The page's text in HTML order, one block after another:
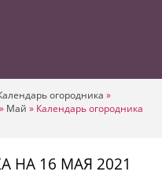
огородника »
» Май » Календарь огородника
НА 16 МАЯ 2021